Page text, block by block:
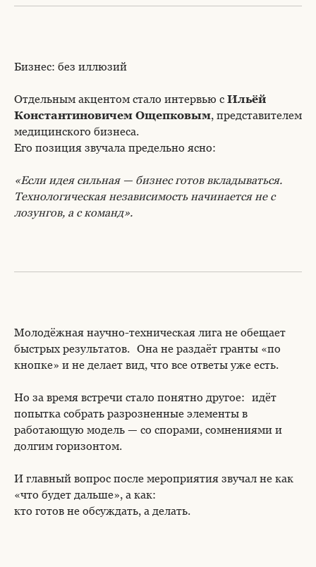
Бизнес: без иллюзий
Отдельным акцентом стало интервью с Ильёй
Константиновичем Ощепковым, представителем
медицинского бизнеса.
Его позиция звучала предельно ясно:
«Если идея сильная — бизнес готов вкладываться.
Технологическая независимость начинается не с
лозунгов, а с команд».
Молодёжная научно-техническая лига не обещает
быстрых результатов. Она не раздаёт гранты «по
кнопке» и не делает вид, что все ответы уже есть.
Но за время встречи стало понятно другое: идёт
попытка собрать разрозненные элементы в
работающую модель — со спорами, сомнениями и
долгим горизонтом.
И главный вопрос после мероприятия звучал не как
«что будет дальше», а как:
кто готов не обсуждать, а делать.